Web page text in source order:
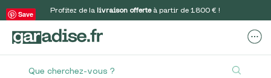
Profitez de la livraison offerteà partir de 1800 € !
Save